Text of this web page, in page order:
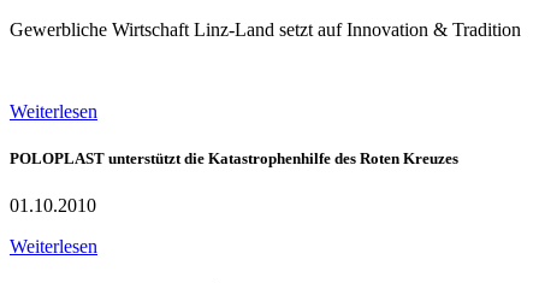
Gewerbliche Wirtschaft Linz-Land setzt auf Innovation & Tradition
Weiterlesen
POLOPLAST unterstützt die Katastrophenhilfe des Roten Kreuzes
01.10.2010
Weiterlesen